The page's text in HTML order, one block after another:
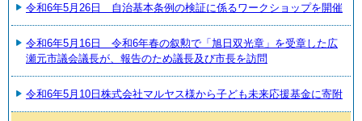
令和6年5月26日 自治基本条例の検証に係るワークショップを開催
令和6年5月16日 令和6年春の叙勲で「旭日双光章」を受章した広
瀬元市議会議長が、報告のため議長及び市長を訪問
令和6年5月10日株式会社マルヤス様から子ども未来応援基金に寄附